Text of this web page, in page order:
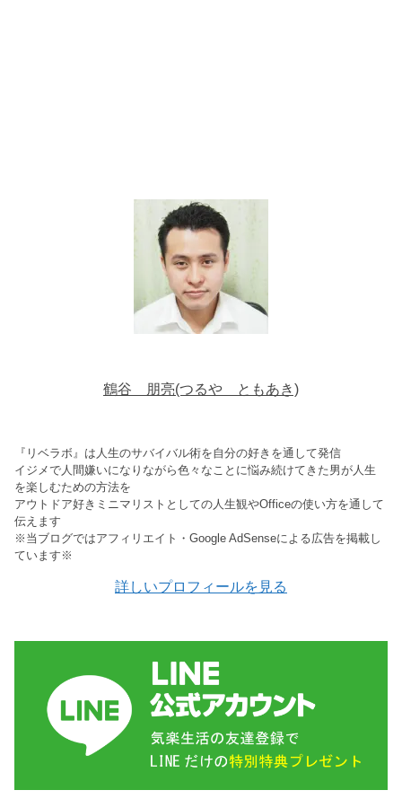
鶴谷 朋亮(つるや ともあき)
『リベラボ』は人生のサバイバル術を自分の好きを通して発信
イジメで人間嫌いになりながら色々なことに悩み続けてきた男が人生
を楽しむための方法を
アウトドア好きミニマリストとしての人生観やOfficeの使い方を通して
伝えます
※当ブログではアフィリエイト・Google AdSenseによる広告を掲載し
ています※
詳しいプロフィールを見る